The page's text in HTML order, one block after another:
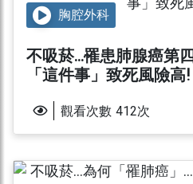
不吸菸...罹患肺腺癌第
「這件事」致死風險高!
觀看次數 412次
胸腔外科